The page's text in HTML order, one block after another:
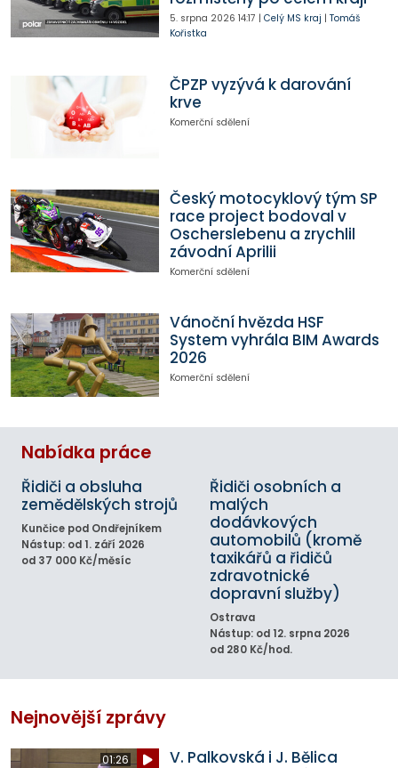
5. srpna 2026 14:17 | Celý MS kraj | Tomáš
Kořistka
ČPZP vyzývá k darování
krve
Komerční sdělení
Český motocyklový tým SP
race project bodoval v
Oscherslebenu a zrychlil
závodní Aprilii
Komerční sdělení
Vánoční hvězda HSF
System vyhrála BIM Awards
2026
Komerční sdělení
Nabídka práce
Řidiči a obsluha
zemědělských strojů
Kunčice pod Ondřejníkem
Nástup: od 1. září 2026
od 37 000 Kč/měsíc
Řidiči osobních a
malých
dodávkových
automobilů (kromě
taxikářů a řidičů
zdravotnické
dopravní služby)
Ostrava
Nástup: od 12. srpna 2026
od 280 Kč/hod.
Nejnovější zprávy
01:26
V. Palkovská i J. Bělica